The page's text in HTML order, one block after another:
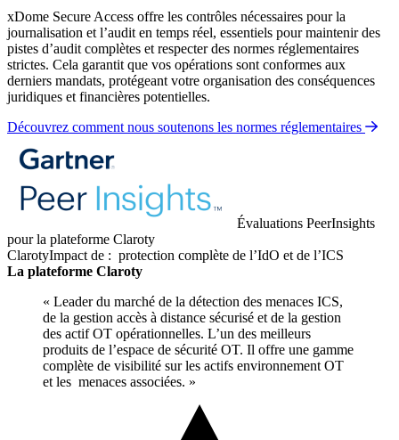
xDome Secure Access offre les contrôles nécessaires pour la
journalisation et l’audit en temps réel, essentiels pour maintenir des
pistes d’audit complètes et respecter des normes réglementaires
strictes. Cela garantit que vos opérations sont conformes aux
derniers mandats, protégeant votre organisation des conséquences
juridiques et financières potentielles.
Découvrez comment nous soutenons les normes réglementaires
Évaluations PeerInsights
pour la plateforme Claroty
ClarotyImpact de : protection complète de l’IdO et de l’ICS
La plateforme Claroty
« Leader du marché de la détection des menaces ICS,
de la gestion accès à distance sécurisé et de la gestion
des actif OT opérationnelles. L’un des meilleurs
produits de l’espace de sécurité OT. Il offre une gamme
complète de visibilité sur les actifs environnement OT
et les menaces associées. »